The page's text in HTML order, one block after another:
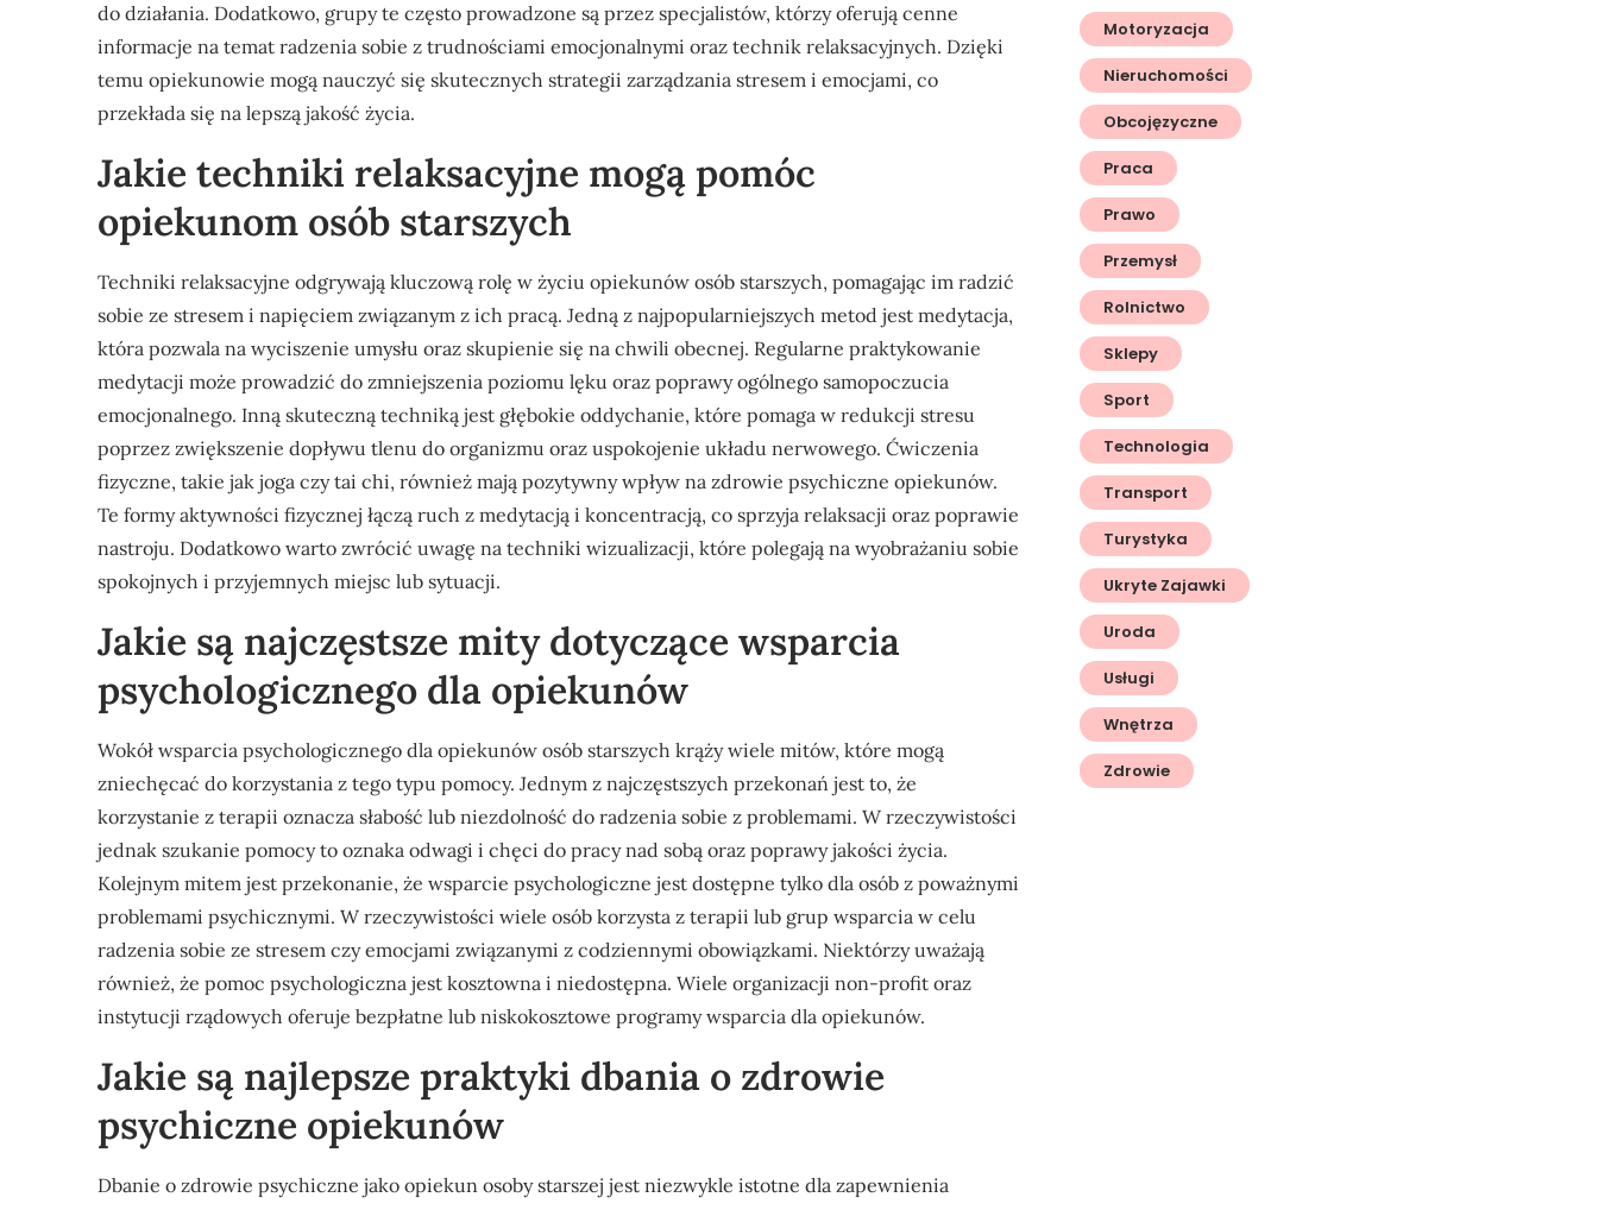
do działania. Dodatkowo, grupy te często prowadzone są przez specjalistów, którzy oferują cenne
informacje na temat radzenia sobie z trudnościami emocjonalnymi oraz technik relaksacyjnych. Dzięki
temu opiekunowie mogą nauczyć się skutecznych strategii zarządzania stresem i emocjami, co
przekłada się na lepszą jakość życia.
Jakie techniki relaksacyjne mogą pomóc
opiekunom osób starszych
Techniki relaksacyjne odgrywają kluczową rolę w życiu opiekunów osób starszych, pomagając im radzić
sobie ze stresem i napięciem związanym z ich pracą. Jedną z najpopularniejszych metod jest medytacja,
która pozwala na wyciszenie umysłu oraz skupienie się na chwili obecnej. Regularne praktykowanie
medytacji może prowadzić do zmniejszenia poziomu lęku oraz poprawy ogólnego samopoczucia
emocjonalnego. Inną skuteczną techniką jest głębokie oddychanie, które pomaga w redukcji stresu
poprzez zwiększenie dopływu tlenu do organizmu oraz uspokojenie układu nerwowego. Ćwiczenia
fizyczne, takie jak joga czy tai chi, również mają pozytywny wpływ na zdrowie psychiczne opiekunów.
Te formy aktywności fizycznej łączą ruch z medytacją i koncentracją, co sprzyja relaksacji oraz poprawie
nastroju. Dodatkowo warto zwrócić uwagę na techniki wizualizacji, które polegają na wyobrażaniu sobie
spokojnych i przyjemnych miejsc lub sytuacji.
Jakie są najczęstsze mity dotyczące wsparcia
psychologicznego dla opiekunów
Wokół wsparcia psychologicznego dla opiekunów osób starszych krąży wiele mitów, które mogą
zniechęcać do korzystania z tego typu pomocy. Jednym z najczęstszych przekonań jest to, że
korzystanie z terapii oznacza słabość lub niezdolność do radzenia sobie z problemami. W rzeczywistości
jednak szukanie pomocy to oznaka odwagi i chęci do pracy nad sobą oraz poprawy jakości życia.
Kolejnym mitem jest przekonanie, że wsparcie psychologiczne jest dostępne tylko dla osób z poważnymi
problemami psychicznymi. W rzeczywistości wiele osób korzysta z terapii lub grup wsparcia w celu
radzenia sobie ze stresem czy emocjami związanymi z codziennymi obowiązkami. Niektórzy uważają
również, że pomoc psychologiczna jest kosztowna i niedostępna. Wiele organizacji non-profit oraz
instytucji rządowych oferuje bezpłatne lub niskokosztowe programy wsparcia dla opiekunów.
Jakie są najlepsze praktyki dbania o zdrowie
psychiczne opiekunów
Dbanie o zdrowie psychiczne jako opiekun osoby starszej jest niezwykle istotne dla zapewnienia
Motoryzacja
Nieruchomości
Obcojęzyczne
Praca
Prawo
Przemysł
Rolnictwo
Sklepy
Sport
Technologia
Transport
Turystyka
Ukryte Zajawki
Uroda
Usługi
Wnętrza
Zdrowie